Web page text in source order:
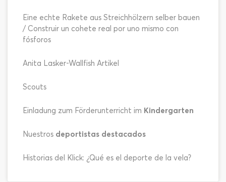
Eine echte Rakete aus Streichhölzern selber bauen
/ Construir un cohete real por uno mismo con
fósforos
Anita Lasker-Wallfish Artikel
Scouts
Einladung zum Förderunterricht im Kindergarten
Nuestros deportistas destacados
Historias del Klick: ¿Qué es el deporte de la vela?